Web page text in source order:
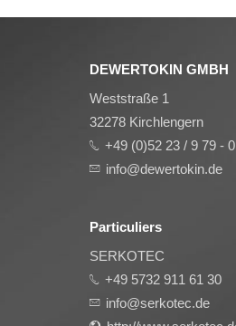
DEWERTOKIN GMBH
Weststraße 1
32278 Kirchlengern
+49 (0)52 23 / 9 79 - 0
info@dewertokin.de
Particuliers
SERKOTEC
+49 5732 911 61 30
info@serkotec.de